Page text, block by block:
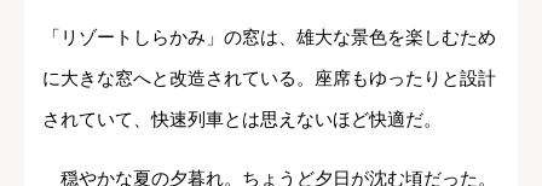
「リゾートしらかみ」の窓は、雄大な景色を楽しむため
に大きな窓へと改造されている。座席もゆったりと設計
されていて、快速列車とは思えないほど快適だ。
穏やかな夏の夕暮れ。ちょうど夕日が沈む頃だった。